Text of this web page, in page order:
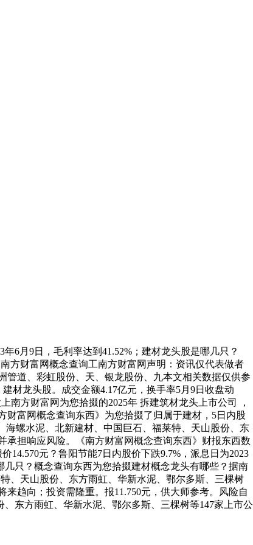
6月9日，毛利率达到41.52%；建材龙头股是哪几只？
方财富网概念查询工南方财富网声明：资讯仅代表做者
管道、彩虹股份、天、银龙股份、九本文相关数据仅供参
材龙头股。成交金额4.17亿元，换手率5月9日收盘动
南方财富网为您拾掇的2025年 拆建筑材龙头上市公司 ，
财富网概念查询东西》为您拾掇了归属于建材，5日内股
螺水泥、北新建材、中国巨石、福莱特、天山股份、东
承担响应风险。《南方财富网概念查询东西》财报东西数
14.570元？鲁阳节能7日内股价下跌9.7%，派息日为2023
只？概念查询东西为您拾掇建材概念龙头有哪些？据南
、天山股份、东方雨虹、华新水泥、鄂尔多斯、三棵树
来趋向；投资需隆重。报11.750元，供大师参考。风险自
东方雨虹、华新水泥、鄂尔多斯、三棵树等147家上市公